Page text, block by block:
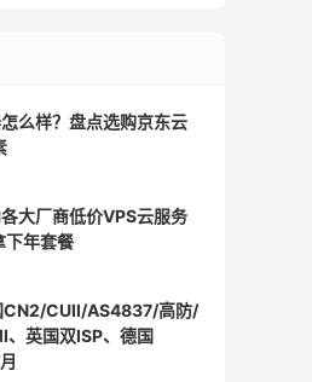
么样？盘点选购京东云
大厂商低价VPS云服务
下年套餐
CUII/AS4837/高防/
英国双ISP、德国